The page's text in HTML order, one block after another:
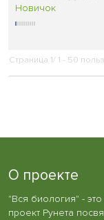
Новичок
Страница 1/ 1 - 50
О проекте
"Вся биология" -
проект Рунета